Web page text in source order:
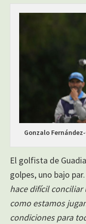
Gonzalo
El golfista de
golpes, uno bajo par.
hace difícil
como estamos
condiciones para